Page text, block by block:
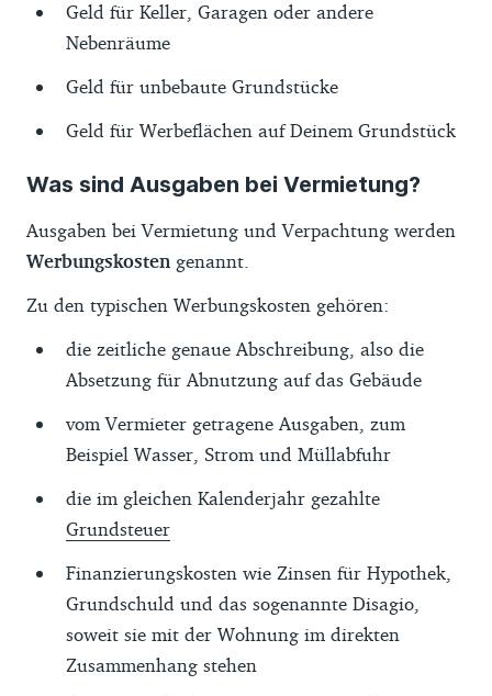
Geld für Keller, Garagen oder andere
Nebenräume
Geld für unbebaute Grundstücke
Geld für Werbeflächen auf Deinem Grundstück
Was sind Ausgaben bei Vermietung?
Ausgaben bei Vermietung und Verpachtung werden
Werbungskosten genannt.
Zu den typischen Werbungskosten gehören:
die zeitliche genaue Abschreibung, also die
Absetzung für Abnutzung auf das Gebäude
vom Vermieter getragene Ausgaben, zum
Beispiel Wasser, Strom und Müllabfuhr
die im gleichen Kalenderjahr gezahlte
Grundsteuer
Finanzierungskosten wie Zinsen für Hypothek,
Grundschuld und das sogenannte Disagio,
soweit sie mit der Wohnung im direkten
Zusammenhang stehen